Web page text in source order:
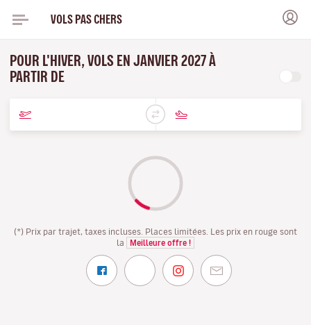
VOLS PAS CHERS
POUR L'HIVER, VOLS EN JANVIER 2027 À
PARTIR DE
(*) Prix par trajet, taxes incluses. Places limitées. Les prix en rouge sont
la
Meilleure offre !